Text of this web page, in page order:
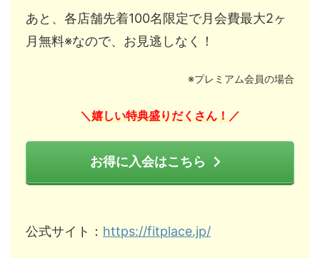
あと、各店舗先着100名限定で月会費最大2ヶ
月無料※なので、お見逃しなく！
※プレミアム会員の場合
＼ 嬉しい特典盛りだくさん！ ／
お得に入会はこちら
公式サイト： https://fitplace.jp/